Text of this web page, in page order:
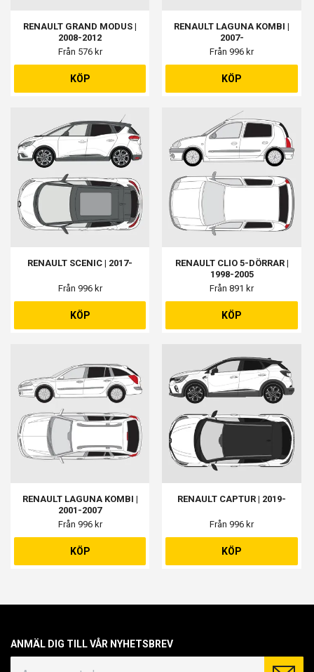
RENAULT GRAND MODUS |
2008-2012
Från 576 kr
KÖP
RENAULT LAGUNA KOMBI |
2007-
Från 996 kr
KÖP
RENAULT SCENIC | 2017-
Från 996 kr
KÖP
RENAULT CLIO 5-DÖRRAR |
1998-2005
Från 891 kr
KÖP
RENAULT LAGUNA KOMBI |
2001-2007
Från 996 kr
KÖP
RENAULT CAPTUR | 2019-
Från 996 kr
KÖP
ANMÄL DIG TILL VÅR NYHETSBREV